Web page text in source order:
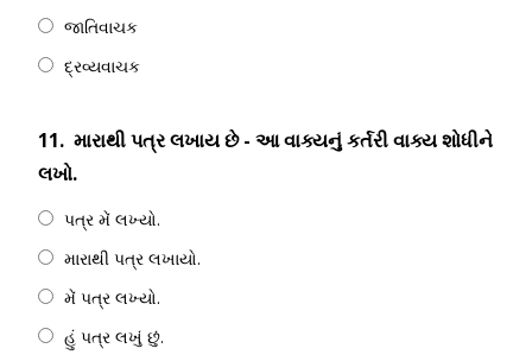
જાતિવાચક
દ્રવ્યવાચક
11. મારાથી પત્ર લખાય છે - આ વાક્યનું કર્તરી વાક્ય શોધીને
લખો.
પત્ર મેં લખ્યો.
મારાથી પત્ર લખાયો.
મેં પત્ર લખ્યો.
હું પત્ર લખું છું.